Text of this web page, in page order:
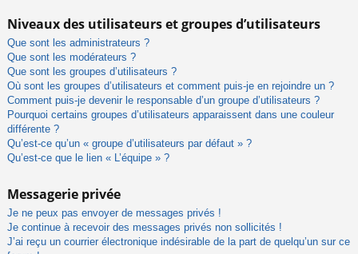
Niveaux des utilisateurs et groupes d’utilisateurs
Que sont les administrateurs ?
Que sont les modérateurs ?
Que sont les groupes d’utilisateurs ?
Où sont les groupes d’utilisateurs et comment puis-je en rejoindre un ?
Comment puis-je devenir le responsable d’un groupe d’utilisateurs ?
Pourquoi certains groupes d’utilisateurs apparaissent dans une couleur
différente ?
Qu’est-ce qu’un « groupe d’utilisateurs par défaut » ?
Qu’est-ce que le lien « L’équipe » ?
Messagerie privée
Je ne peux pas envoyer de messages privés !
Je continue à recevoir des messages privés non sollicités !
J’ai reçu un courrier électronique indésirable de la part de quelqu’un sur ce